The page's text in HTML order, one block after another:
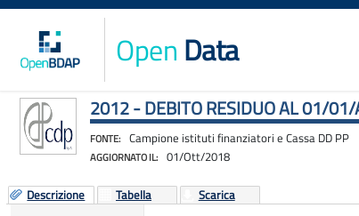
Open Data
2012 - DEBITO RESIDUO AL 01/01/
FONTE: Campione istituti finanziatori e Cassa DD PP
AGGIORNATO IL: 01/Ott/2018
Descrizione Tabella Scarica